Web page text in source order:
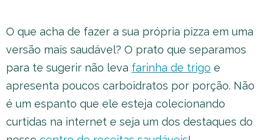
O que acha de fazer a sua própria pizza em uma
versão mais saudável? O prato que separamos
para te sugerir não leva farinha de trigo e
apresenta poucos carboidratos por porção. Não
é um espanto que ele esteja colecionando
curtidas na internet e seja um dos destaques do